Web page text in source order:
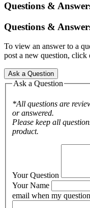
Questions &
Questions &
To view an answer to a
post a new question,
Ask a Question
Ask a Question
*All questions are
or answered.
Please keep all
product.
Your Question
Your Name
email when my